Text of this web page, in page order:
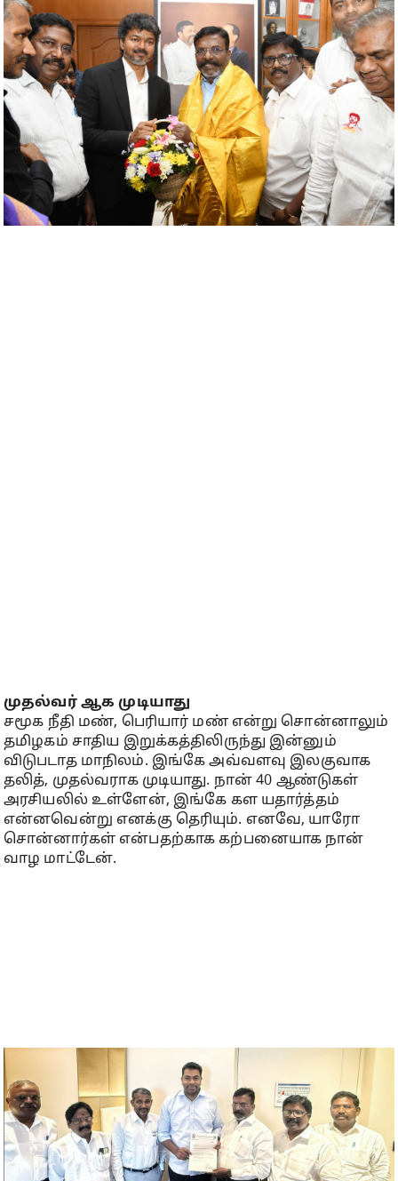
முதல்வர் ஆக முடியாது
சமூக நீதி மண், பெரியார் மண் என்று சொன்னாலும்
தமிழகம் சாதிய இறுக்கத்திலிருந்து இன்னும்
விடுபடாத மாநிலம். இங்கே அவ்வளவு இலகுவாக
தலித், முதல்வராக முடியாது. நான் 40 ஆண்டுகள்
அரசியலில் உள்ளேன், இங்கே கள யதார்த்தம்
என்னவென்று எனக்கு தெரியும். எனவே, யாரோ
சொன்னார்கள் என்பதற்காக கற்பனையாக நான்
வாழ மாட்டேன்.